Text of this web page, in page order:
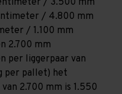
/ 4.800 mm
/ 1.100 mm
2.700 mm
per liggerpaar van
per pallet) het
2.700 mm is 1.550